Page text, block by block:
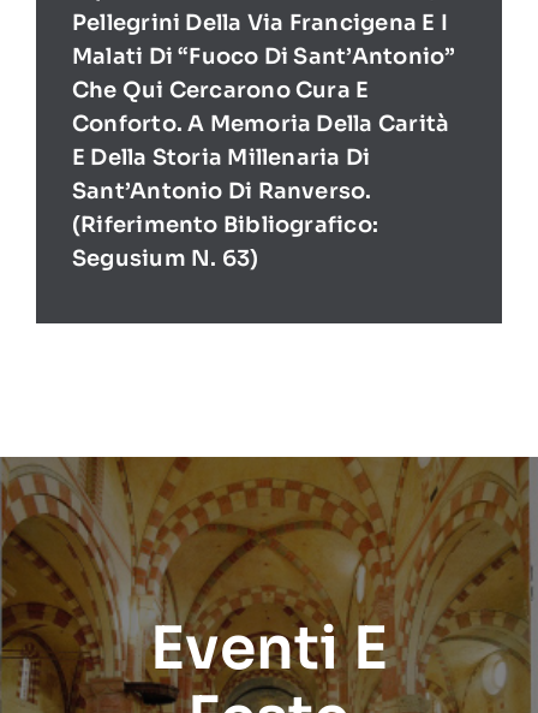
Pellegrini Della Via Francigena E I
Malati Di “Fuoco Di Sant’Antonio”
Che Qui Cercarono Cura E
Conforto. A Memoria Della Carità
E Della Storia Millenaria Di
Sant’Antonio Di Ranverso.
(Riferimento Bibliografico:
Segusium N. 63)
Eventi E